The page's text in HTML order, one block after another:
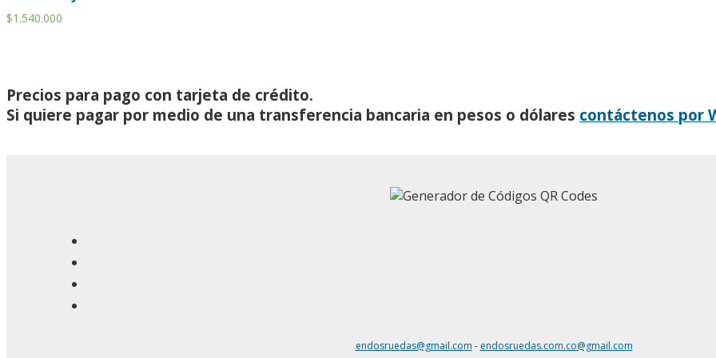
$1.540.000
Precios para pago con tarjeta de crédito.
Si quiere pagar por medio de una transferencia bancaria en pesos o dólares contáctenos por
endosruedas@gmail.com - endosruedas.com.co@gmail.com